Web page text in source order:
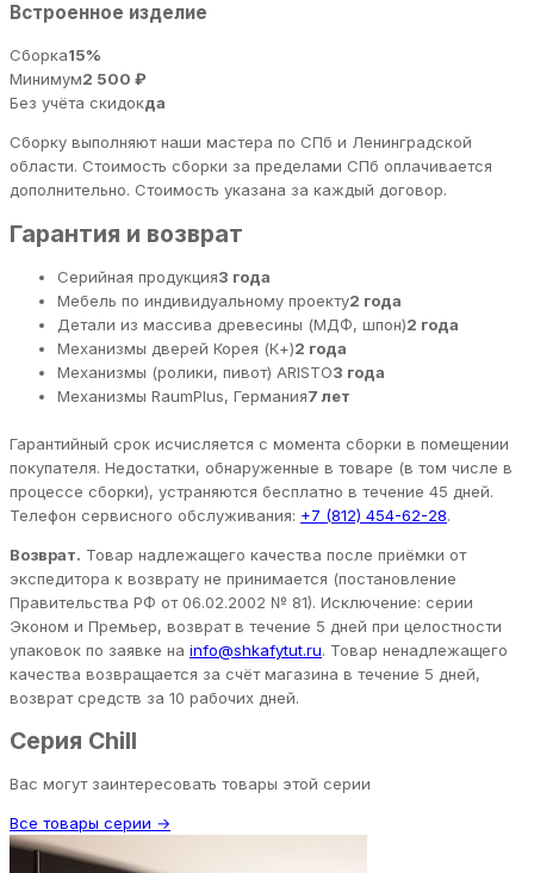
Встроенное изделие
Сборка15%
Минимум2 500 ₽
Без учёта скидокда
Сборку выполняют наши мастера по СПб и Ленинградской
области. Стоимость сборки за пределами СПб оплачивается
дополнительно. Стоимость указана за каждый договор.
Гарантия и возврат
Серийная продукция3 года
Мебель по индивидуальному проекту2 года
Детали из массива древесины (МДФ, шпон)2 года
Механизмы дверей Корея (К+)2 года
Механизмы (ролики, пивот) ARISTO3 года
Механизмы RaumPlus, Германия7 лет
Гарантийный срок исчисляется с момента сборки в помещении
покупателя. Недостатки, обнаруженные в товаре (в том числе в
процессе сборки), устраняются бесплатно в течение 45 дней.
Телефон сервисного обслуживания: +7 (812) 454-62-28.
Возврат. Товар надлежащего качества после приёмки от
экспедитора к возврату не принимается (постановление
Правительства РФ от 06.02.2002 № 81). Исключение: серии
Эконом и Премьер, возврат в течение 5 дней при целостности
упаковок по заявке на info@shkafytut.ru. Товар ненадлежащего
качества возвращается за счёт магазина в течение 5 дней,
возврат средств за 10 рабочих дней.
Серия Chill
Вас могут заинтересовать товары этой серии
Все товары серии →